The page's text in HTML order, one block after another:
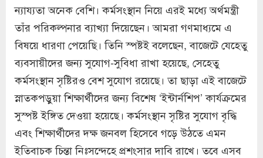
ন্যায্যতা অনেক বেশি। কর্মসংস্থান নিয়ে এরই মধ্যে অর্থমন্ত্রী
তাঁর পরিকল্পনার ব্যাখ্যা দিয়েছেন। আমরা গণমাধ্যমে এ
বিষয়ে ধারণা পেয়েছি। তিনি স্পষ্টই বলেছেন, বাজেটে যেহেতু
ব্যবসায়ীদের জন্য সুযোগ-সুবিধা রাখা হয়েছে, সেহেতু
কর্মসংস্থান সৃষ্টিরও বেশ সুযোগ রয়েছে। তা ছাড়া এই বাজেটে
স্নাতকপড়ুয়া শিক্ষার্থীদের জন্য বিশেষ ‘ইন্টার্নশিপ’ কার্যক্রমের
সুস্পষ্ট ইঙ্গিত দেওয়া হয়েছে। কর্মসংস্থান সৃষ্টির সুযোগ বৃদ্ধি
এবং শিক্ষার্থীদের দক্ষ জনবল হিসেবে গড়ে উঠতে এমন
ইতিবাচক চিন্তা নিঃসন্দেহে প্রশংসার দাবি রাখে। তবে এসব